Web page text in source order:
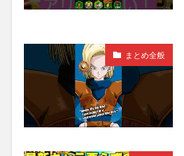
まとめ全般